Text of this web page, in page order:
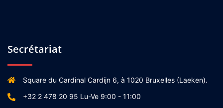
Secrétariat
Square du Cardinal Cardijn 6, à 1020 Bruxelles (Laeken).
+32 2 478 20 95 Lu-Ve 9:00 - 11:00